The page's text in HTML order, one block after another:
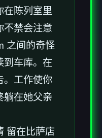
在陈列室里
不禁会注意
之间的奇怪
到车库。在
。工作使你
躺在她父亲
留在比萨店